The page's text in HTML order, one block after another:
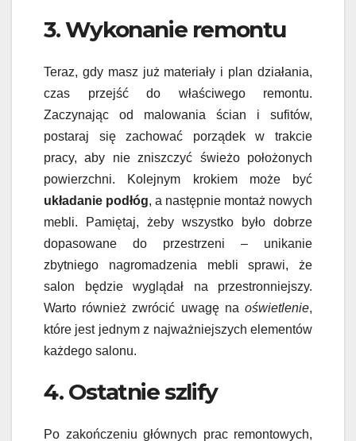
3. Wykonanie remontu
Teraz, gdy masz już materiały i plan działania,
czas przejść do właściwego remontu.
Zaczynając od malowania ścian i sufitów,
postaraj się zachować porządek w trakcie
pracy, aby nie zniszczyć świeżo położonych
powierzchni. Kolejnym krokiem może być
układanie podłóg, a następnie montaż nowych
mebli. Pamiętaj, żeby wszystko było dobrze
dopasowane do przestrzeni – unikanie
zbytniego nagromadzenia mebli sprawi, że
salon będzie wyglądał na przestronniejszy.
Warto również zwrócić uwagę na oświetlenie,
które jest jednym z najważniejszych elementów
każdego salonu.
4. Ostatnie szlify
Po zakończeniu głównych prac remontowych,